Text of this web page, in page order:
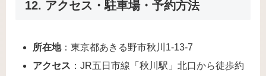
12. アクセス・駐車場・予約方法
所在地：東京都あきる野市秋川1-13-7
アクセス ：JR五日市線「秋川駅」北口から徒歩約